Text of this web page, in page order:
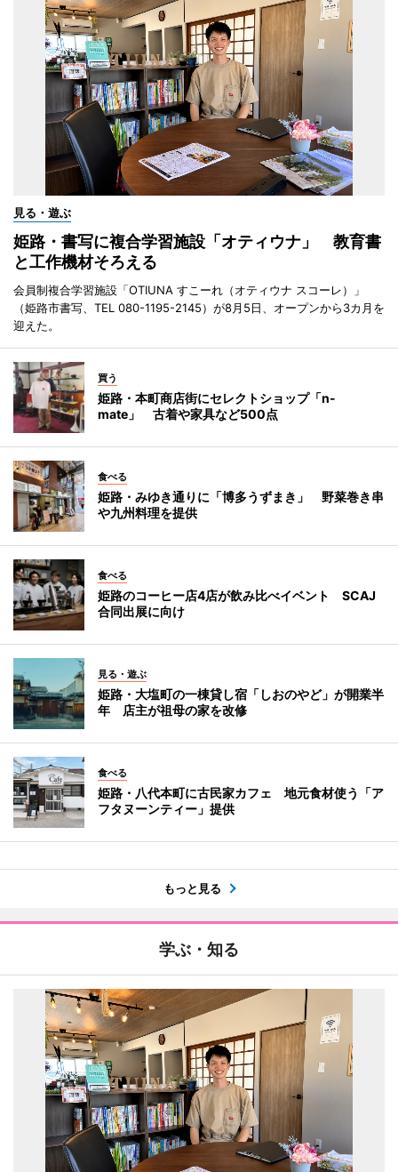
見る・遊ぶ
姫路・書写に複合学習施設「オティウナ」 教育書
と工作機材そろえる
会員制複合学習施設「OTIUNA すこーれ（オティウナ スコーレ）」
（姫路市書写、TEL 080-1195-2145）が8月5日、オープンから3カ月を
迎えた。
買う
姫路・本町商店街にセレクトショップ「n-
mate」 古着や家具など500点
食べる
姫路・みゆき通りに「博多うずまき」 野菜巻き串
や九州料理を提供
食べる
姫路のコーヒー店4店が飲み比べイベント SCAJ
合同出展に向け
見る・遊ぶ
姫路・大塩町の一棟貸し宿「しおのやど」が開業半
年 店主が祖母の家を改修
食べる
姫路・八代本町に古民家カフェ 地元食材使う「ア
フタヌーンティー」提供
もっと見る
学ぶ・知る